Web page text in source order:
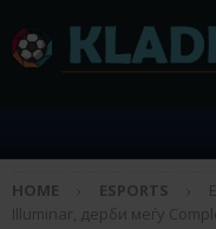
HOME ESPORTS
Illuminar, дерби меѓу